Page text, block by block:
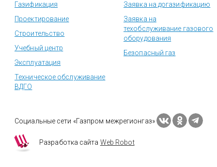
Газификация
Проектирование
Строительство
Учебный центр
Эксплуатация
Техническое обслуживание
ВДГО
Заявка на догазификацию
Заявка на
техобслуживание газового
оборудования
Безопасный газ
Социальные сети «Газпром межрегионгаз»
Разработка сайта Web Robot